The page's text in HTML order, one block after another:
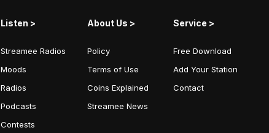
Listen >
Streamee Radios
Moods
Radios
Podcasts
Contests
About Us >
Policy
Terms of Use
Coins Explained
Streamee News
Service >
Free Download
Add Your Station
Contact